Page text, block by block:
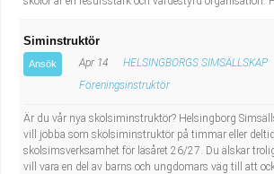
Siminstruktör
Ansök Apr 14
HELSINGBORGS SIMSÄLLSKAP
Föreningsinstruktör
Är du vår nya skolsiminstruktör? Helsingborg
vill jobba som skolsiminstruktör på timmar eller
skolsimsverksamhet för läsåret 26/27. Du älskar
vill vara en del av barns och ungdomars väg till att